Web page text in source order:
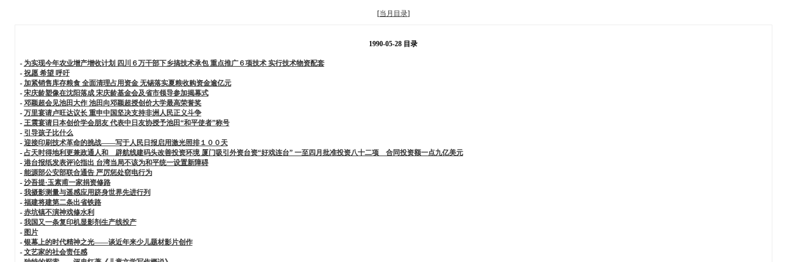
[当月目录]
1990-05-28 目录
- 为实现今年农业增产增收计划 四川６万干部下乡搞技术承包 重点推广６项技术 实行技术物资配套
- 祝愿 希望 呼吁
- 加紧销售库存粮食 全面清理占用资金 无锡落实夏粮收购资金逾亿元
- 宋庆龄塑像在沈阳落成 宋庆龄基金会及省市领导参加揭幕式
- 邓颖超会见池田大作 池田向邓颖超授创价大学最高荣誉奖
- 万里宴请卢旺达议长 重申中国坚决支持非洲人民正义斗争
- 王震宴请日本创价学会朋友 代表中日友协授予池田“和平使者”称号
- 引导孩子比什么
- 迎接印刷技术革命的挑战——写于人民日报启用激光照排１００天
- 占天时得地利更兼政通人和 辟航线建码头改善投资环境 厦门吸引外资台资“好戏连台” 一至四月批准投资八十二项 合同投资额一点九亿美元
- 港台报纸发表评论指出 台湾当局不该为和平统一设置新障碍
- 能源部公安部联合通告 严厉惩处窃电行为
- 沙吾提·玉素甫一家捐资修路
- 我摄影测量与遥感应用跻身世界先进行列
- 福建将建第二条出省铁路
- 赤坑镇不演神戏修水利
- 我国又一条复印机显影剂生产线投产
- 图片
- 银幕上的时代精神之光——谈近年来少儿题材影片创作
- 文艺家的社会责任感